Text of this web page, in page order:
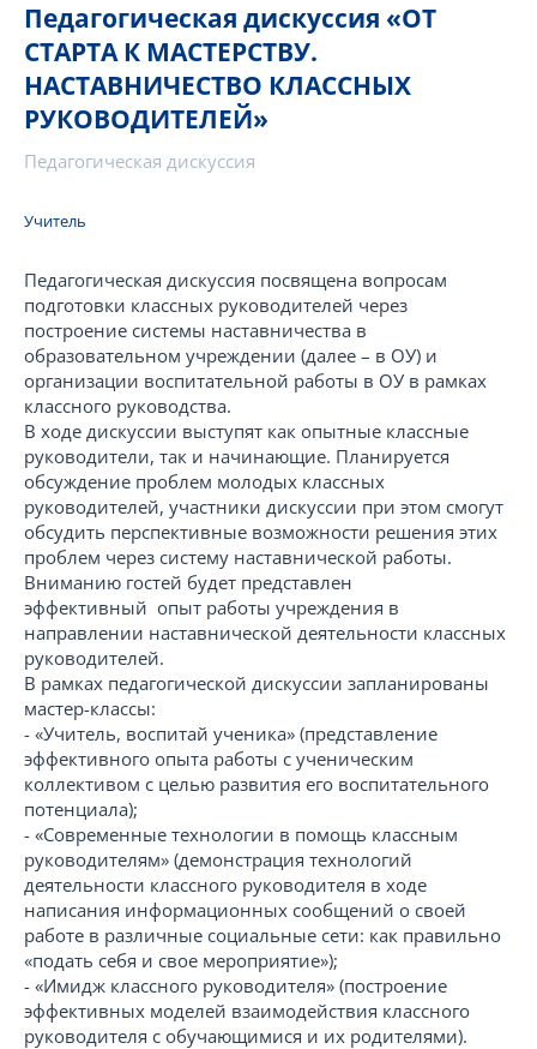
Педагогическая дискуссия «ОТ
СТАРТА К МАСТЕРСТВУ.
НАСТАВНИЧЕСТВО КЛАССНЫХ
РУКОВОДИТЕЛЕЙ»
Педагогическая дискуссия
Учитель
Педагогическая дискуссия посвящена вопросам
подготовки классных руководителей через
построение системы наставничества в
образовательном учреждении (далее – в ОУ) и
организации воспитательной работы в ОУ в рамках
классного руководства.
В ходе дискуссии выступят как опытные классные
руководители, так и начинающие. Планируется
обсуждение проблем молодых классных
руководителей, участники дискуссии при этом смогут
обсудить перспективные возможности решения этих
проблем через систему наставнической работы.
Вниманию гостей будет представлен
эффективный опыт работы учреждения в
направлении наставнической деятельности классных
руководителей.
В рамках педагогической дискуссии запланированы
мастер-классы:
- «Учитель, воспитай ученика» (представление
эффективного опыта работы с ученическим
коллективом с целью развития его воспитательного
потенциала);
- «Современные технологии в помощь классным
руководителям» (демонстрация технологий
деятельности классного руководителя в ходе
написания информационных сообщений о своей
работе в различные социальные сети: как правильно
«подать себя и свое мероприятие»);
- «Имидж классного руководителя» (построение
эффективных моделей взаимодействия классного
руководителя с обучающимися и их родителями).